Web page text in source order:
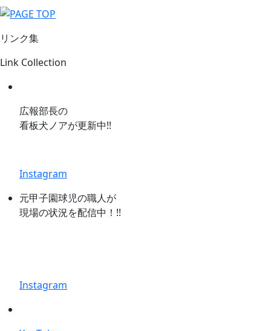
リンク集
Link Collection
広報部長の
看板犬ノアが更新中!!
Instagram
元甲子園球児の職人が
現場の状況を配信中！!!
Instagram